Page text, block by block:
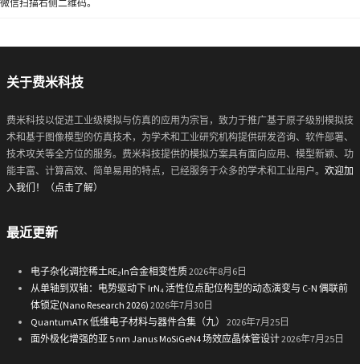
微信扫描右侧二维码。
关于费米科技
费米科技以促进工业级模拟与仿真的应用为宗旨，致力于推广基于原子级别模拟技
术和基于图像模型的仿真技术，为学术和工业研究机构提供研发咨询、软件部署、
技术攻关等全方位的服务。费米科技提供的模拟方案具有面向应用、模型新颖、功
能丰富、计算高效、简单易用的特点，已经服务于众多的学术和工业用户。 欢迎加
入我们！（点击了解）
最近更新
电子杂化调控稀土RE₂In合金相变性质2026年8月6日
从单轴到双轴：电势驱动下 IrN₄ 活性位点配位构型的动态演变与 C-N 偶联前
体锁定(Nano Research 2026) 2026年7月30日
QuantumATK 低维电子材料与器件合集（九）
2026年7月25日
面外极化增强的亚 5 nm Janus MoSiGeN4 场效应晶体管设计2026年7月25日